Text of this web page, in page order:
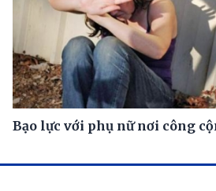
Bạo lực với phụ nữ nơi công